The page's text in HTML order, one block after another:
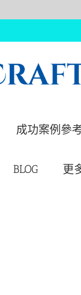
成功案例參
BLOG 更